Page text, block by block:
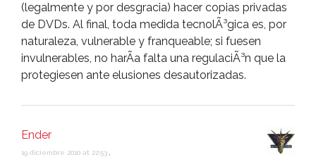
(legalmente y por desgracia) hacer copias privadas
de DVDs. Al final, toda medida tecnolÃ³gica es, por
naturaleza, vulnerable y franqueable; si fuesen
invulnerables, no harÃ­a falta una regulaciÃ³n que la
protegiesen ante elusiones desautorizadas.
Ender
19 diciembre 2010 at 22:53